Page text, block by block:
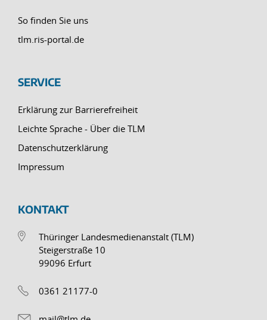
So finden Sie uns
tlm.ris-portal.de
SERVICE
Erklärung zur Barrierefreiheit
Leichte Sprache - Über die TLM
Datenschutzerklärung
Impressum
KONTAKT
Thüringer Landesmedienanstalt (TLM)
Steigerstraße 10
99096 Erfurt
0361 21177-0